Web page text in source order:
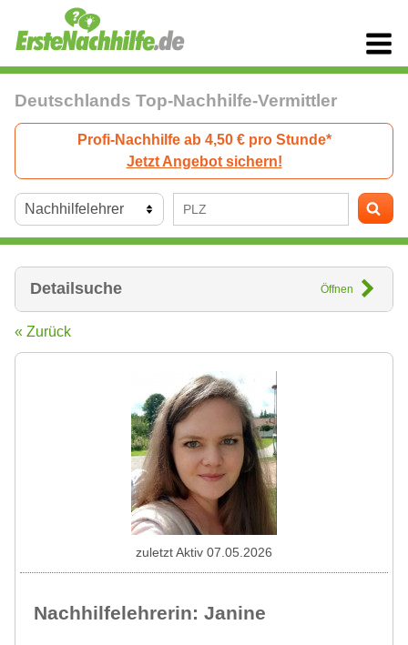
Deutschlands Top-Nachhilfe-Vermittler
Profi-Nachhilfe ab 4,50 € pro Stunde*
Jetzt Angebot sichern!
Detailsuche Öffnen
« Zurück
Nachhilfelehrerin: Janine
zuletzt Aktiv 07.05.2026